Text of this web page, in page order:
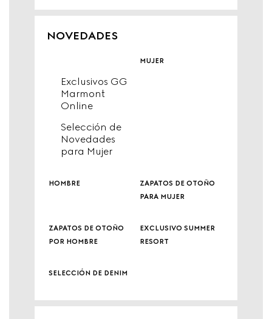
NOVEDADES
Exclusivos GG
Marmont
Online
Selección de
Novedades
para Mujer
mujer
hombre
zapatos de otoño
para mujer
zapatos de otoño
por hombre
exclusivo summer
resort
selección de denim